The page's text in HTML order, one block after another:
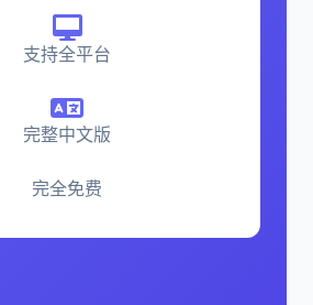
支持全平台
完整中文版
完全免费